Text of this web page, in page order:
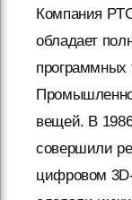
Компания
обладает
программных
вещей. В
совершили
цифровом